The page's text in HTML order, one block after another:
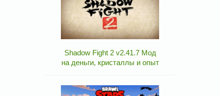
Shadow Fight 2 v2.41.7 Мод
на деньги, кристаллы и опыт